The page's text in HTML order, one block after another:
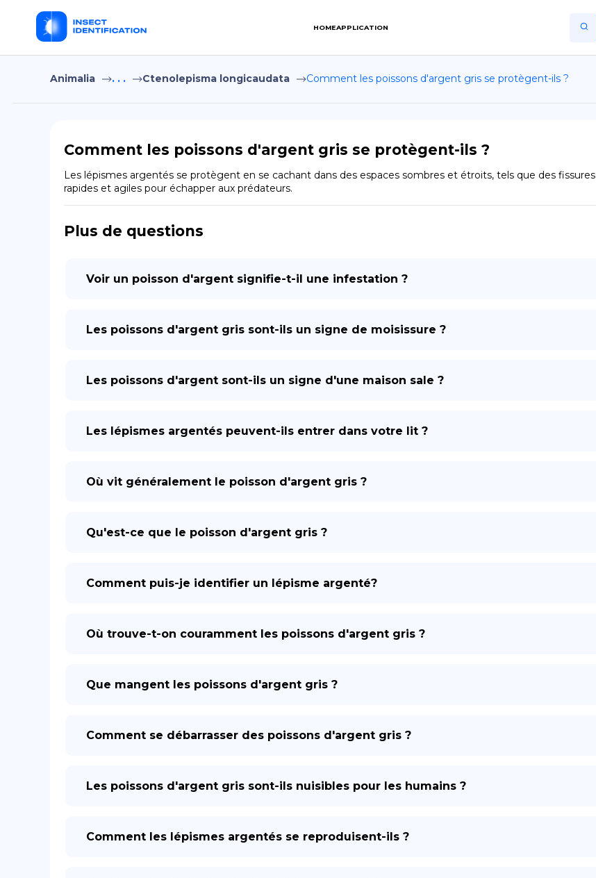
HOMEAPPLICATION
Home
Terms of Use
Privacy Policy
FR
Animalia . . . Ctenolepisma longicaudata Comment les poissons d'argent gris se protègent-ils ?
Comment les poissons d'argent gris se protègent-ils ?
Les lépismes argentés se protègent en se cachant dans des espaces sombres et étroits, tels que des
rapides et agiles pour échapper aux prédateurs.
Plus de questions
Voir un poisson d'argent signifie-t-il une infestation ?
Les poissons d'argent gris sont-ils un signe de moisissure ?
Les poissons d'argent sont-ils un signe d'une maison sale ?
Les lépismes argentés peuvent-ils entrer dans votre lit ?
Où vit généralement le poisson d'argent gris ?
Qu'est-ce que le poisson d'argent gris ?
Comment puis-je identifier un lépisme argenté?
Où trouve-t-on couramment les poissons d'argent gris ?
Que mangent les poissons d'argent gris ?
Comment se débarrasser des poissons d'argent gris ?
Les poissons d'argent gris sont-ils nuisibles pour les humains ?
Comment les lépismes argentés se reproduisent-ils ?